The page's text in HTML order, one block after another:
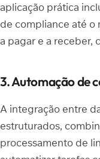
aplicação prática
de compliance até
a pagar e a receber,
3. Automação de
A integração entre
estruturados,
processamento de